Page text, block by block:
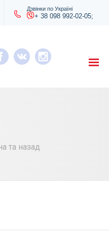
Дзвінки по Україні
+ 38 098 992-02-05;
та назад